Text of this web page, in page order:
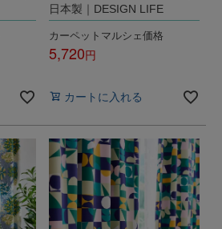
日本製｜DESIGN LIFE
カーペットマルシェ価格
5,720
カートに入れる